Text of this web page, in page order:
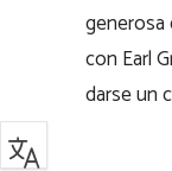
generosa
con Earl
darse un